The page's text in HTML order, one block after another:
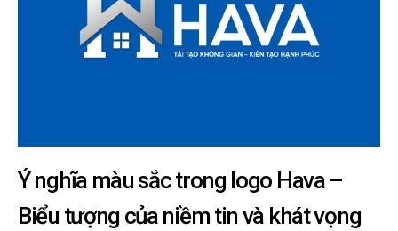
Ý nghĩa màu sắc trong logo Hava –
Biểu tượng của niềm tin và khát vọng